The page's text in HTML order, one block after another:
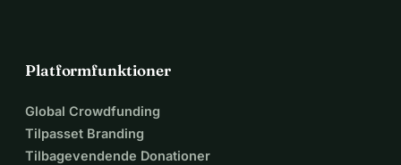
Platformfunktioner
Global Crowdfunding
Tilpasset Branding
Tilbagevendende Donationer